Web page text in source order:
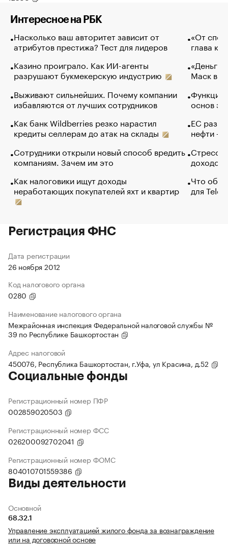
Интересное на РБК
Насколько ваш авторитет зависит от
атрибутов престижа? Тест для лидеров
Казино проиграло. Как ИИ-агенты
разрушают букмекерскую индустрию
Выживают сильнейших. Почему компании
избавляются от лучших сотрудников
Как банк Wildberries резко нарастил
кредиты селлерам до атак на склады
Сотрудники открыли новый способ вредить
компаниям. Зачем им это
Как налоговики ищут доходы
неработающих покупателей яхт и квартир
«От
глава
«Деньги
Маск в
Функции
основ
ЕС
нефти —
Стресс
доходов
Что
для
Регистрация ФНС
Дата регистрации
26 ноября 2012
Код налогового органа
0280
Наименование налогового органа
Межрайонная инспекция Федеральной налоговой службы №
39 по Республике Башкортостан
Адрес налоговой
450076, Республика Башкортостан, г.Уфа, ул Красина, д.52
Социальные фонды
Регистрационный номер ПФР
002859020503
Регистрационный номер ФСС
026200092702041
Регистрационный номер ФОМС
804010701559386
Виды деятельности
Основной
68.32.1
Управление эксплуатацией жилого фонда за вознаграждение
или на договорной основе